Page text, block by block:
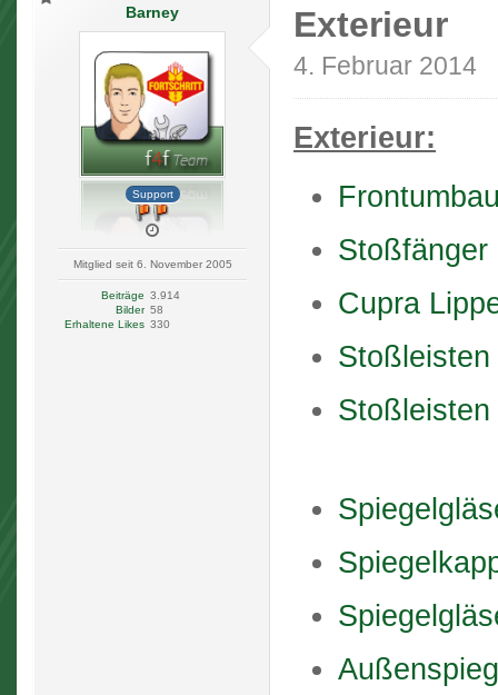
Barney
Support
Mitglied seit 6. November 2005
Beiträge 3.914
Bilder 58
Erhaltene Likes 330
Exterieur
4. Februar 2014
Exterieur:
Stoßfänger
Cupra
Stoßleisten